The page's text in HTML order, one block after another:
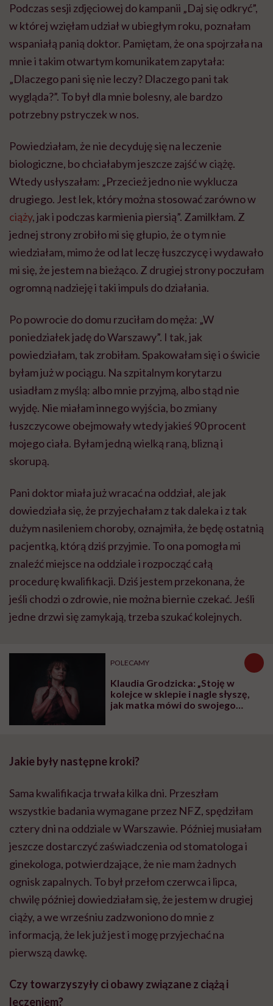
Podczas sesji zdjęciowej do kampanii „Daj się odkryć”,
w której wzięłam udział w ubiegłym roku, poznałam
wspaniałą panią doktor. Pamiętam, że ona spojrzała na
mnie i takim otwartym komunikatem zapytała:
„Dlaczego pani się nie leczy? Dlaczego pani tak
wygląda?”. To był dla mnie bolesny, ale bardzo
potrzebny pstryczek w nos.
Powiedziałam, że nie decyduję się na leczenie
biologiczne, bo chciałabym jeszcze zajść w ciążę.
Wtedy usłyszałam: „Przecież jedno nie wyklucza
drugiego. Jest lek, który można stosować zarówno w
ciąży, jak i podczas karmienia piersią”. Zamilkłam. Z
jednej strony zrobiło mi się głupio, że o tym nie
wiedziałam, mimo że od lat leczę łuszczycę i wydawało
mi się, że jestem na bieżąco. Z drugiej strony poczułam
ogromną nadzieję i taki impuls do działania.
Po powrocie do domu rzuciłam do męża: „W
poniedziałek jadę do Warszawy”. I tak, jak
powiedziałam, tak zrobiłam. Spakowałam się i o świcie
byłam już w pociągu. Na szpitalnym korytarzu
usiadłam z myślą: albo mnie przyjmą, albo stąd nie
wyjdę. Nie miałam innego wyjścia, bo zmiany
łuszczycowe obejmowały wtedy jakieś 90 procent
mojego ciała. Byłam jedną wielką raną, blizną i
skorupą.
Pani doktor miała już wracać na oddział, ale jak
dowiedziała się, że przyjechałam z tak daleka i z tak
dużym nasileniem choroby, oznajmiła, że będę ostatnią
pacjentką, którą dziś przyjmie. To ona pomogła mi
znaleźć miejsce na oddziale i rozpocząć całą
procedurę kwalifikacji. Dziś jestem przekonana, że
jeśli chodzi o zdrowie, nie można biernie czekać. Jeśli
jedne drzwi się zamykają, trzeba szukać kolejnych.
POLECAMY
Klaudia Grodzicka: „Stoję w
kolejce w sklepie i nagle słyszę,
jak matka mówi do swojego
Jakie były następne kroki?
Sama kwalifikacja trwała kilka dni. Przeszłam
wszystkie badania wymagane przez NFZ, spędziłam
cztery dni na oddziale w Warszawie. Później musiałam
jeszcze dostarczyć zaświadczenia od stomatologa i
ginekologa, potwierdzające, że nie mam żadnych
ognisk zapalnych. To był przełom czerwca i lipca,
chwilę później dowiedziałam się, że jestem w drugiej
ciąży, a we wrześniu zadzwoniono do mnie z
informacją, że lek już jest i mogę przyjechać na
pierwszą dawkę.
Czy towarzyszyły ci obawy związane z ciążą i
leczeniem?